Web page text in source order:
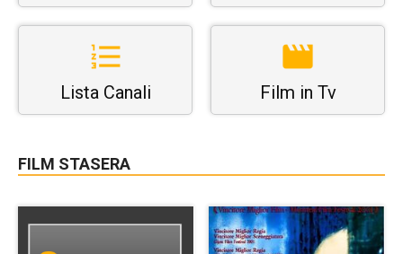
Lista Canali Film in Tv
FILM STASERA